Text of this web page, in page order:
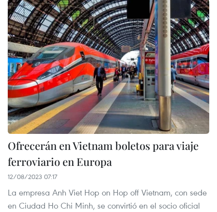
Ofrecerán en Vietnam boletos para viaje
ferroviario en Europa
12/08/2023 07:17
La empresa Anh Viet Hop on Hop off Vietnam, con sede
en Ciudad Ho Chi Minh, se convirtió en el socio oficial